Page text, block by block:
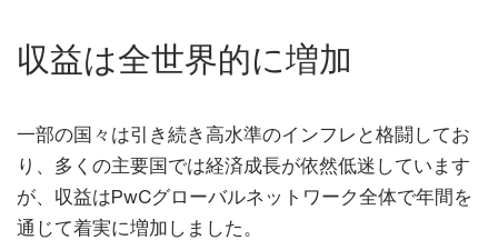
収益は全世界的に増加
一部の国々は引き続き高水準のインフレと格闘してお
り、多くの主要国では経済成長が依然低迷しています
が、収益はPwCグローバルネットワーク全体で年間を
通じて着実に増加しました。